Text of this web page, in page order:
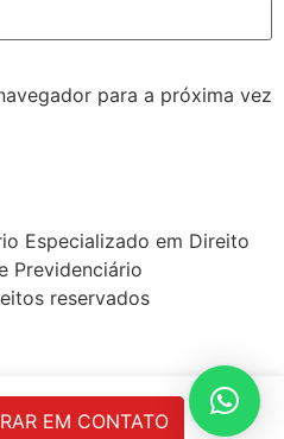
para a próxima vez
Especializado em Direito
Previdenciário
reservados
0; font-family: Poppins;
EM CONTATO